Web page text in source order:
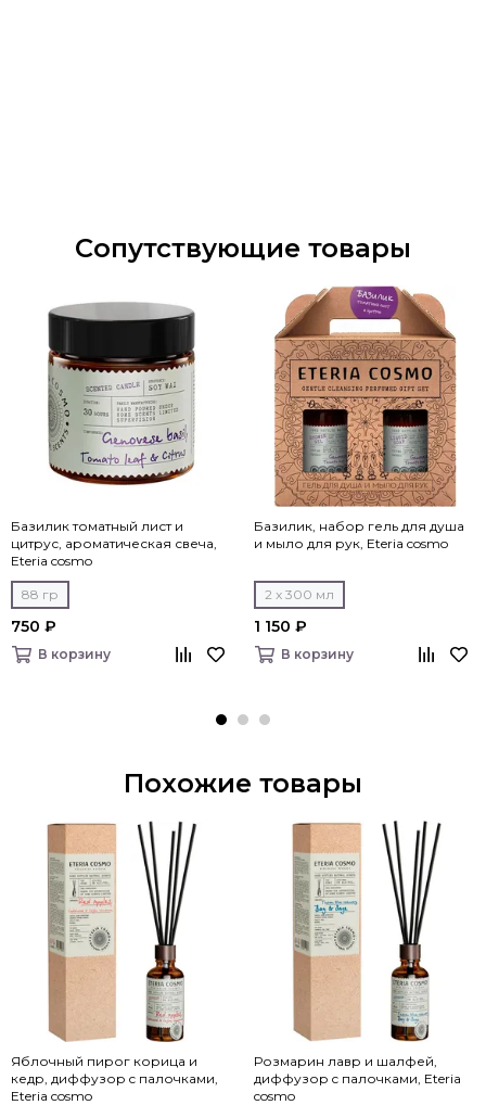
Сопутствующие товары
Базилик томатный лист и
цитрус, ароматическая свеча,
Eteria cosmo
88 гр
750 ₽
В корзину
Базилик, набор гель для душа
и мыло для рук, Eteria cosmo
2 x 300 мл
1 150 ₽
В корзину
Похожие товары
Яблочный пирог корица и
кедр, диффузор c палочками,
Eteria cosmo
Розмарин лавр и шалфей,
диффузор c палочками, Eteria
cosmo